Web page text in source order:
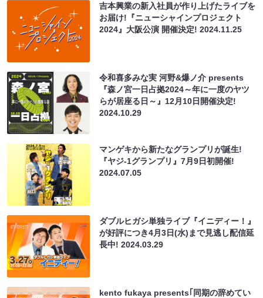
吉本興業の新入社員が作り上げたライブを
お届け!『ニューシャインプロジェクト
2024』大阪公演 開催決定!2024.11.25
令和喜多みな実 河野&爆ノ介 presents
『森ノ宮一日占拠2024～年に一度のヤツ
らが居座る日～』12月10日開催決定!
2024.10.29
マンゲキから新たなグランプリが誕生!
『ヤジ-1グランプリ』7月9日初開催!
2024.07.05
ダブルヒガシ単独ライブ『イニディー！』
が好評につき4月3日(水)まで見逃し配信延
長中!2024.03.29
kento fukaya presents｢同期の辞めてい